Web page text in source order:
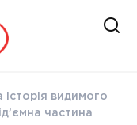
історія видимого
частина